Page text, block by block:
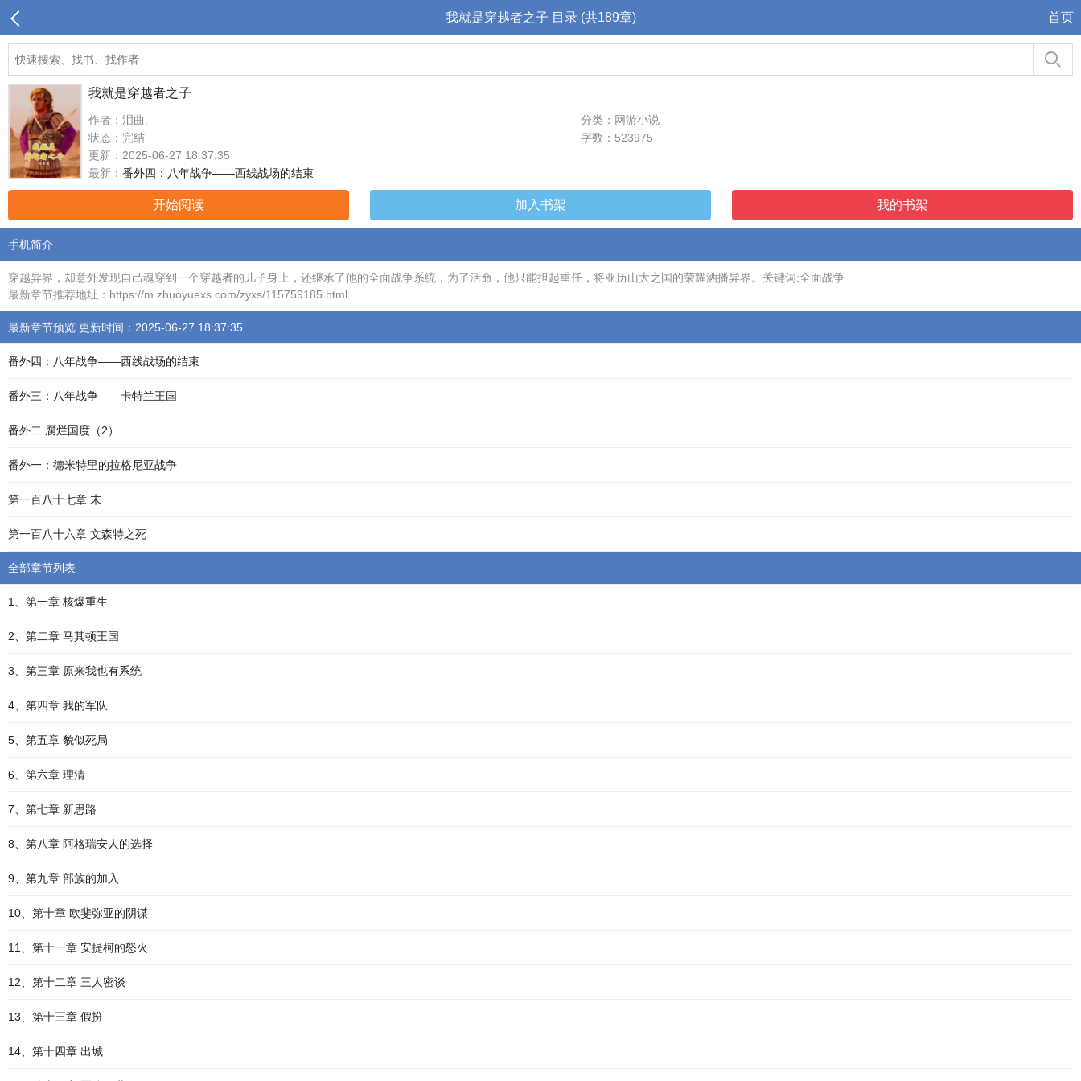
我就是穿越者之子 目录 (共189章) 首页
我就是穿越者之子
作者：泪曲.
分类：网游小说
状态：完结
字数：523975
更新：2025-06-27 18:37:35
最新： 番外四：八年战争——西线战场的结束
开始阅读 加入书架 我的书架
手机简介
穿越异界，却意外发现自己魂穿到一个穿越者的儿子身上，还继承了他的全面战争系统，为了活命，他只能担起重任，将亚历山大之国的荣耀洒播异界。关键词:全面战争
最新章节推荐地址：https://m.zhuoyuexs.com/zyxs/115759185.html
最新章节预览 更新时间：2025-06-27 18:37:35
番外四：八年战争——西线战场的结束
番外三：八年战争——卡特兰王国
番外二 腐烂国度（2）
番外一：德米特里的拉格尼亚战争
第一百八十七章 末
第一百八十六章 文森特之死
全部章节列表
1、第一章 核爆重生
2、第二章 马其顿王国
3、第三章 原来我也有系统
4、第四章 我的军队
5、第五章 貌似死局
6、第六章 理清
7、第七章 新思路
8、第八章 阿格瑞安人的选择
9、第九章 部族的加入
10、第十章 欧斐弥亚的阴谋
11、第十一章 安提柯的怒火
12、第十二章 三人密谈
13、第十三章 假扮
14、第十四章 出城